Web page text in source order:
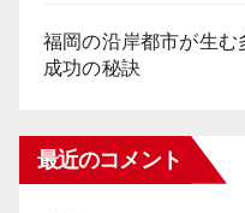
福岡の沿岸都市が生む
成功の秘訣
最近のコメント